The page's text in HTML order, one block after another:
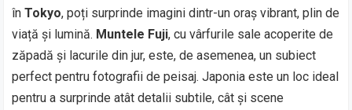
înTokyo, poți surprinde imagini dintr-un oraș vibrant, plin de
viață și lumină. Muntele Fuji, cu vârfurile sale acoperite de
zăpadă și lacurile din jur, este, de asemenea, un subiect
perfect pentru fotografii de peisaj. Japonia este un loc ideal
pentru a surprinde atât detalii subtile, cât și scene